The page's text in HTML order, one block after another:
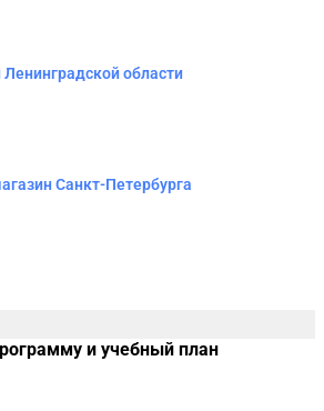
области
Санкт-Петербурга
и учебный план